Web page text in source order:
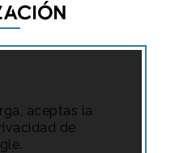
aceptas la
de